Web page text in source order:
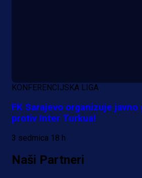
postati novo
18 h 42 min
KONFERENCIJSKA LIGA
FK Sarajevo organizuje
protiv Inter Turkua!
3 sedmica 18 h
Naši Partneri